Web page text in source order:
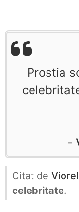
Prostia
Citat de
celebritate.